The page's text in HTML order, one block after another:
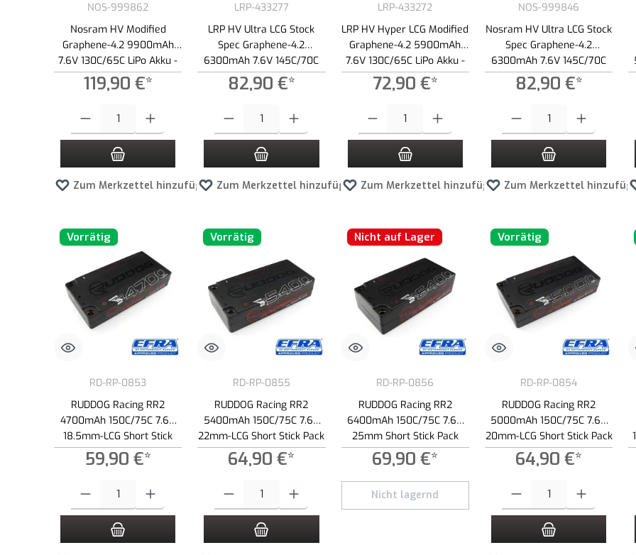
NOS-999862
Nosram HV Modified
Graphene-4.2 9900mAh
7.6V 130C/65C LiPo Akku -
336g
119,90 €*
Zum Merkzettel hinzufügen
LRP-433277
LRP HV Ultra LCG Stock
Spec Graphene-4.2
6300mAh 7.6V 145C/70C
LiPo Akku - 237g
82,90 €*
Zum Merkzettel hinzufügen
LRP-433272
LRP HV Hyper LCG Modified
Graphene-4.2 5900mAh
7.6V 130C/65C LiPo Akku -
217g
72,90 €*
Zum Merkzettel hinzufügen
NOS-999846
Nosram HV Ultra LCG Stock
Spec Graphene-4.2
6300mAh 7.6V 145C/70C
LiPo Akku - 237g
82,90 €*
Zum Merkzettel
Vorrätig
RD-RP-0853
RUDDOG Racing RR2
4700mAh 150C/75C 7.6V
18.5mm-LCG Short Stick
Pack LiPo-HV Akku
59,90 €*
Produkt Anzahl: Gib den gewünschten Wert ein oder benutze die Schaltflächen um die Anzahl zu erhöhen oder zu reduzieren.
Vorrätig
RD-RP-0855
RUDDOG Racing RR2
5400mAh 150C/75C 7.6V
22mm-LCG Short Stick Pack
LiPo-HV Akku
64,90 €*
Produkt Anzahl: Gib den gewünschten Wert ein oder benutze die Schaltflächen um die Anzahl zu erhöhen
Nicht auf Lager
RD-RP-0856
RUDDOG Racing RR2
6400mAh 150C/75C 7.6V
25mm Short Stick Pack
LiPo-HV Akku
69,90 €*
Nicht lagernd
Vorrätig
RD-RP-0854
RUDDOG Racing RR2
5000mAh 150C/75C 7.6V
20mm-LCG Short Stick Pack
LiPo-HV Akku
64,90 €*